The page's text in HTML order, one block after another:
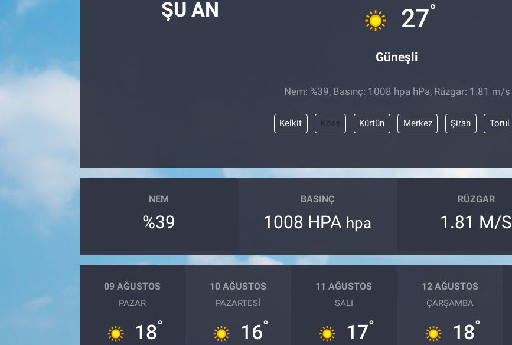
ŞU AN 27°
Güneşli
Nem: %39, Basınç: 1008 hpa hPa, Rüzgar: 1.81 m/s
Kelkit Köse Kürtün Merkez Şiran Torul
NEM
%39
BASINÇ
1008 HPA hpa
RÜZGAR
1.81 M/S
09 AĞUSTOS
PAZAR
18°
10 AĞUSTOS
PAZARTESI
16°
11 AĞUSTOS
SALI
17°
12 AĞUSTOS
ÇARŞAMBA
18°
EĞİTİM
ASTROLOJİ